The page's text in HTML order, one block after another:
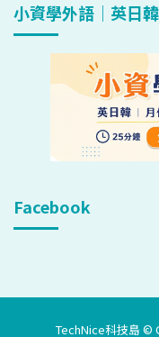
小資學外語｜英日
Facebook
TechNice科技島 ©